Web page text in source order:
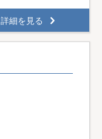
詳細を見る